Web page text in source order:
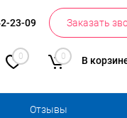
23-09 Заказать
0 0 В
Отзывы